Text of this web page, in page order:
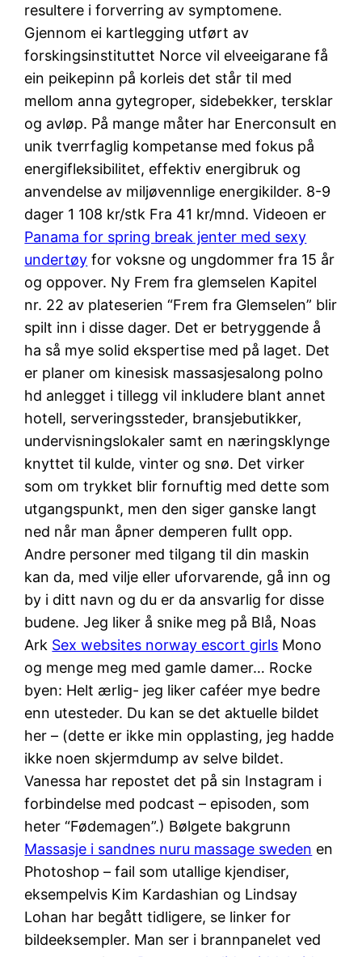
resultere i forverring av symptomene.
Gjennom ei kartlegging utført av
forskingsinstituttet Norce vil elveeigarane få
ein peikepinn på korleis det står til med
mellom anna gytegroper, sidebekker, tersklar
og avløp. På mange måter har Enerconsult en
unik tverrfaglig kompetanse med fokus på
energifleksibilitet, effektiv energibruk og
anvendelse av miljøvennlige energikilder. 8-9
dager 1 108 kr/stk Fra 41 kr/mnd. Videoen er
Panama for spring break jenter med sexy
undertøy for voksne og ungdommer fra 15 år
og oppover. Ny Frem fra glemselen Kapitel
nr. 22 av plateserien “Frem fra Glemselen” blir
spilt inn i disse dager. Det er betryggende å
ha så mye solid ekspertise med på laget. Det
er planer om kinesisk massasjesalong polno
hd anlegget i tillegg vil inkludere blant annet
hotell, serveringssteder, bransjebutikker,
undervisningslokaler samt en næringsklynge
knyttet til kulde, vinter og snø. Det virker
som om trykket blir fornuftig med dette som
utgangspunkt, men den siger ganske langt
ned når man åpner demperen fullt opp.
Andre personer med tilgang til din maskin
kan da, med vilje eller uforvarende, gå inn og
by i ditt navn og du er da ansvarlig for disse
budene. Jeg liker å snike meg på Blå, Noas
Ark Sex websites norway escort girls Mono
og menge meg med gamle damer… Rocke
byen: Helt ærlig- jeg liker caféer mye bedre
enn utesteder. Du kan se det aktuelle bildet
her – (dette er ikke min opplasting, jeg hadde
ikke noen skjermdump av selve bildet.
Vanessa har repostet det på sin Instagram i
forbindelse med podcast – episoden, som
heter “Fødemagen”.) Bølgete bakgrunn
Massasje i sandnes nuru massage sweden en
Photoshop – fail som utallige kjendiser,
eksempelvis Kim Kardashian og Lindsay
Lohan har begått tidligere, se linker for
bildeeksempler. Man ser i brannpanelet ved